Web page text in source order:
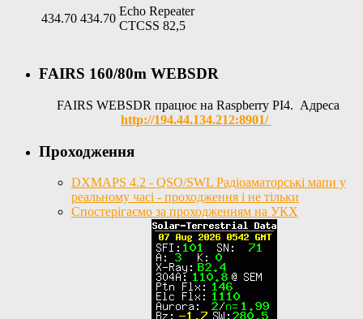
434.70 434.70
Echo Repeater
CTCSS 82,5
FAIRS 160/80m WEBSDR
FAIRS WEBSDR працює на Raspberry PI4. Адреса
http://194.44.134.212:8901/
Проходження
DXMAPS 4.2 - QSO/SWL Радіоаматорські мапи у
реальному часі - проходження і не тільки
Спостерігаємо за проходженням на УКХ